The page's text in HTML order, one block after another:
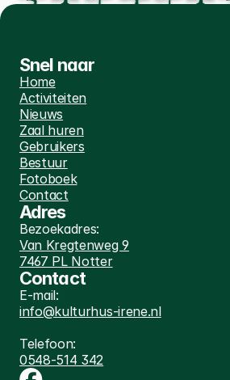
Snel naar
Home
Activiteiten
Nieuws
Zaal huren
Gebruikers
Bestuur
Fotoboek
Contact
Contact
E-mail:
info@kulturhus-irene.nl
Telefoon:
0548-514 342
Adres
Bezoekadres:
Van Kregtenweg 9
7467 PL Notter